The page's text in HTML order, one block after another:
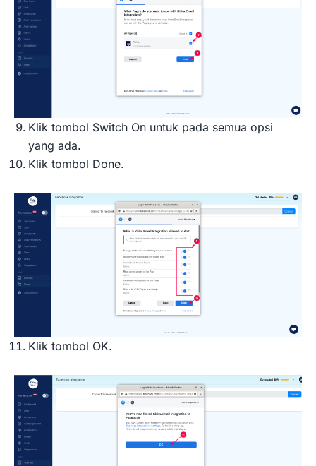
Klik tombol Switch On untuk pada semua opsi
yang ada.
Klik tombol Done.
Klik tombol OK.